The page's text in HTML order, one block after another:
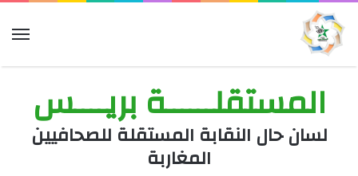
المستقلــــــة بريــــس
لسان حال النقابة المستقلة للصحافيين
المغاربة